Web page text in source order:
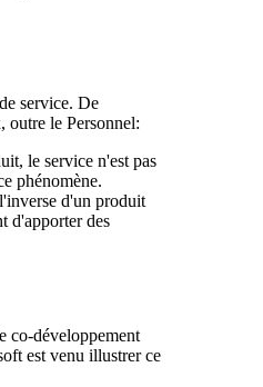
service. De
outre le Personnel:
le service n'est pas
phénomène.
d'un produit
d'apporter des
co-développement
est venu illustrer ce